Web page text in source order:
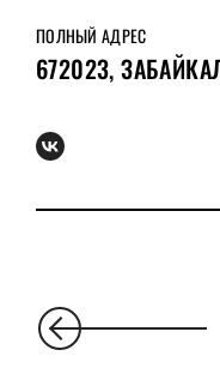
ПОЛНЫЙ АДРЕС
672023,